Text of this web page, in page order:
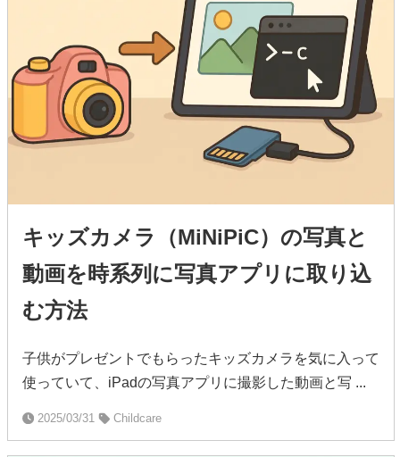
キッズカメラ（MiNiPiC）の写真と
動画を時系列に写真アプリに取り込
む方法
子供がプレゼントでもらったキッズカメラを気に入って
使っていて、iPadの写真アプリに撮影した動画と写 ...
2025/03/31 Childcare